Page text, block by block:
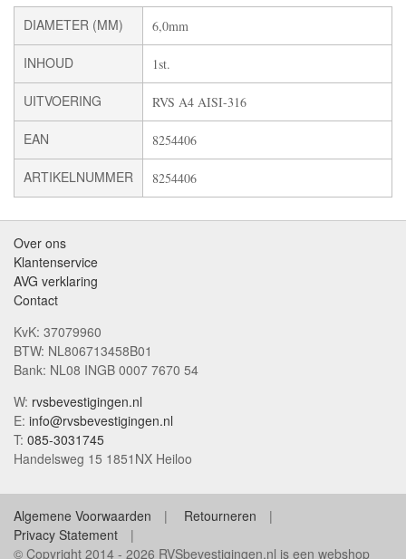
DIAMETER (MM) 6,0mm
INHOUD 1st.
UITVOERING RVS A4 AISI-316
EAN 8254406
ARTIKELNUMMER 8254406
Over ons
Klantenservice
AVG verklaring
Contact
KvK: 37079960
BTW: NL806713458B01
Bank: NL08 INGB 0007 7670 54
W: rvsbevestigingen.nl
E: info@rvsbevestigingen.nl
T: 085-3031745
Handelsweg 15 1851NX Heiloo
Algemene Voorwaarden
Retourneren
Privacy Statement
© Copyright 2014 - 2026 RVSbevestigingen.nl is een webshop